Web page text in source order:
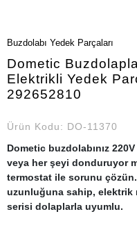
Buzdolabı Yedek Parçaları
Dometic
Elektrikli Yedek
292652810
Ürün Kodu: DO-11370
Dometic buzdolabınız
veya her şeyi donduruyor
termostat ile sorunu
uzunluğuna sahip, elektrik
serisi dolaplarla uyumlu.